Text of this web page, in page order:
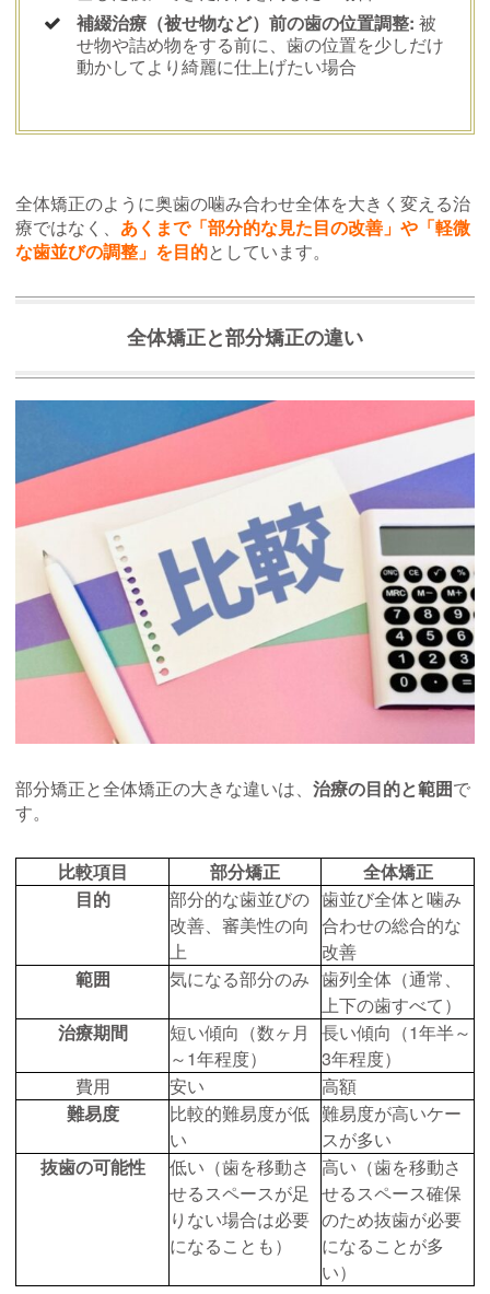
補綴治療（被せ物など）前の歯の位置調整: 被
せ物や詰め物をする前に、歯の位置を少しだけ
動かしてより綺麗に仕上げたい場合
全体矯正のように奥歯の噛み合わせ全体を大きく変える治
療ではなく、 あくまで「部分的な見た目の改善」や「軽微
な歯並びの調整」を目的としています。
全体矯正と部分矯正の違い
部分矯正と全体矯正の大きな違いは、 治療の目的と範囲で
す。
比較項目 部分矯正
全体矯正
目的
部分的な歯並びの
改善、審美性の向
上
歯並び全体と噛み
合わせの総合的な
改善
範囲
気になる部分のみ 歯列全体（通常、
上下の歯すべて）
治療期間
短い傾向（数ヶ月
～1年程度）
長い傾向（1年半～
3年程度）
費用
安い
高額
難易度
比較的難易度が低
い
難易度が高いケー
スが多い
抜歯の可能性
低い（歯を移動さ
せるスペースが足
りない場合は必要
になることも）
高い（歯を移動さ
せるスペース確保
のため抜歯が必要
になることが多
い）